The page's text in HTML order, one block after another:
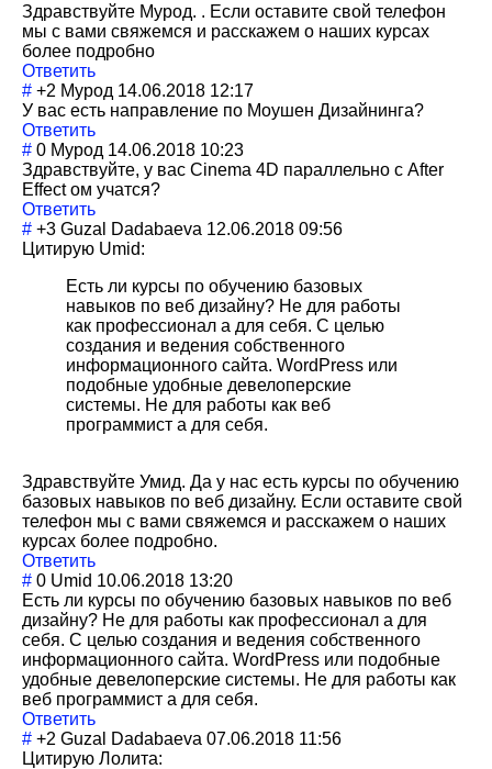
Здравствуйте Мурод. . Если оставите свой телефон
мы с вами свяжемся и расскажем о наших курсах
более подробно
Ответить
# +2 Мурод 14.06.2018 12:17
У вас есть направление по Моушен Дизайнинга?
Ответить
# 0 Мурод 14.06.2018 10:23
Здравствуйте, у вас Cinema 4D параллельно с After
Effect ом учатся?
Ответить
# +3 Guzal Dadabaeva 12.06.2018 09:56
Цитирую Umid:
Есть ли курсы по обучению базовых
навыков по веб дизайну? Не для работы
как профессионал а для себя. С целью
создания и ведения собственного
информационного сайта. WordPress или
подобные удобные девелоперские
системы. Не для работы как веб
программист а для себя.
Здравствуйте Умид. Да у нас есть курсы по обучению
базовых навыков по веб дизайну. Если оставите свой
телефон мы с вами свяжемся и расскажем о наших
курсах более подробно.
Ответить
# 0 Umid 10.06.2018 13:20
Есть ли курсы по обучению базовых навыков по веб
дизайну? Не для работы как профессионал а для
себя. С целью создания и ведения собственного
информационного сайта. WordPress или подобные
удобные девелоперские системы. Не для работы как
веб программист а для себя.
Ответить
# +2 Guzal Dadabaeva 07.06.2018 11:56
Цитирую Лолита: